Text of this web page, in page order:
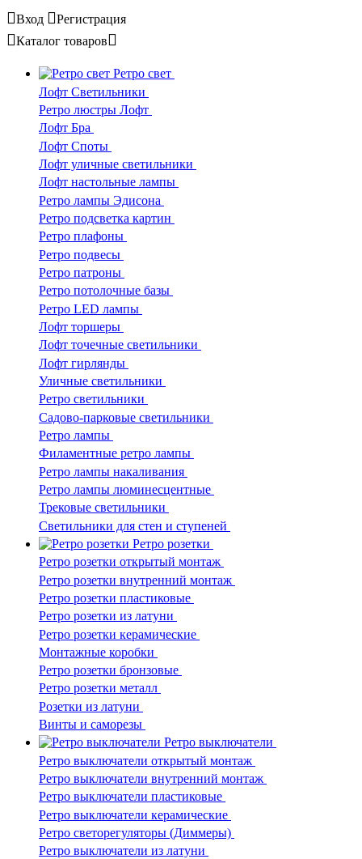
Вход
Регистрация
Каталог товаров
Ретро свет
Лофт Светильники
Ретро люстры Лофт
Лофт Бра
Лофт Споты
Лофт уличные светильники
Лофт настольные лампы
Ретро лампы Эдисона
Ретро подсветка картин
Ретро плафоны
Ретро подвесы
Ретро патроны
Ретро потолочные базы
Ретро LED лампы
Лофт торшеры
Лофт точечные светильники
Лофт гирлянды
Уличные светильники
Ретро светильники
Садово-парковые светильники
Ретро лампы
Филаментные ретро лампы
Ретро лампы накаливания
Ретро лампы люминесцентные
Трековые светильники
Светильники для стен и ступеней
Ретро розетки
Ретро розетки открытый монтаж
Ретро розетки внутренний монтаж
Ретро розетки пластиковые
Ретро розетки из латуни
Ретро розетки керамические
Монтажные коробки
Ретро розетки бронзовые
Ретро розетки металл
Розетки из латуни
Винты и саморезы
Ретро выключатели
Ретро выключатели открытый монтаж
Ретро выключатели внутренний монтаж
Ретро выключатели пластиковые
Ретро выключатели керамические
Ретро светорегуляторы (Диммеры)
Ретро выключатели из латуни